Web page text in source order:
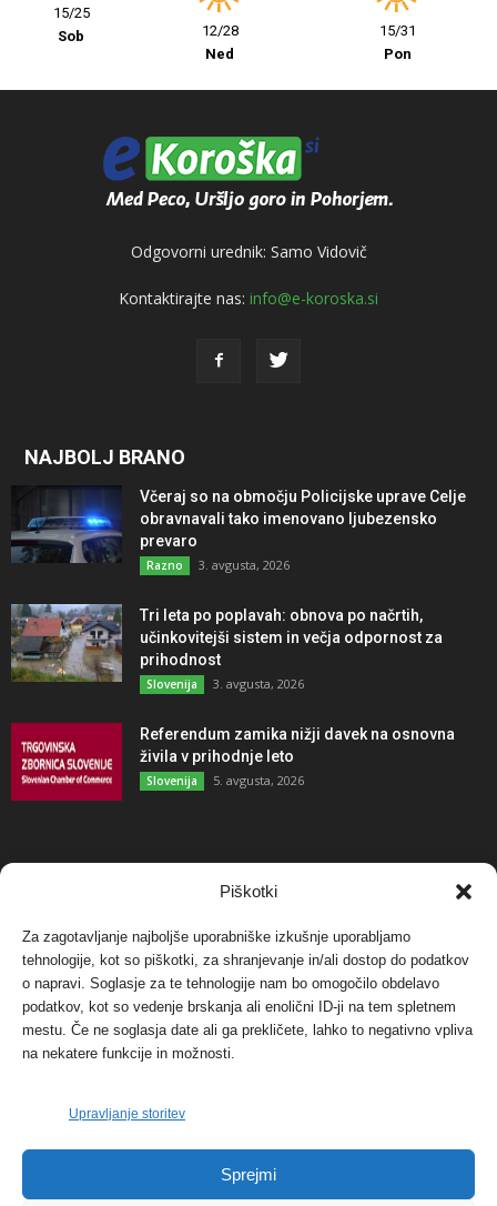
Piškotki
Za zagotavljanje najboljše uporabniške izkušnje uporabljamo
tehnologije, kot so piškotki, za shranjevanje in/ali dostop do podatkov
o napravi. Soglasje za te tehnologije nam bo omogočilo obdelavo
podatkov, kot so vedenje brskanja ali enolični ID-ji na tem spletnem
mestu. Če ne soglasja date ali ga prekličete, lahko to negativno vpliva
na nekatere funkcije in možnosti.
Upravljanje storitev
Sprejmi
15/25
Sob
12/28
Ned
15/31
Pon
Odgovorni urednik: Samo Vidovič
Kontaktirajte nas: info@e-koroska.si
NAJBOLJ BRANO
Včeraj so na območju Policijske uprave Celje
obravnavali tako imenovano ljubezensko
prevaro
Razno 3. avgusta, 2026
Tri leta po poplavah: obnova po načrtih,
učinkovitejši sistem in večja odpornost za
prihodnost
Slovenija 3. avgusta, 2026
Referendum zamika nižji davek na osnovna
živila v prihodnje leto
Slovenija 5. avgusta, 2026
NAJBOLJ KOMENTIRANO
Protest proti vetrnim elektrarnam na Ojstrici, v
svetu pa vedno bolj...
Dogodki 12. maja, 2017
Tožilstvo v Celovcu v korist elektrarnam
Verbund
FOTO: Razstava cvetličarskega mojstra Andreja
Dogodki 27. novembra, 2017